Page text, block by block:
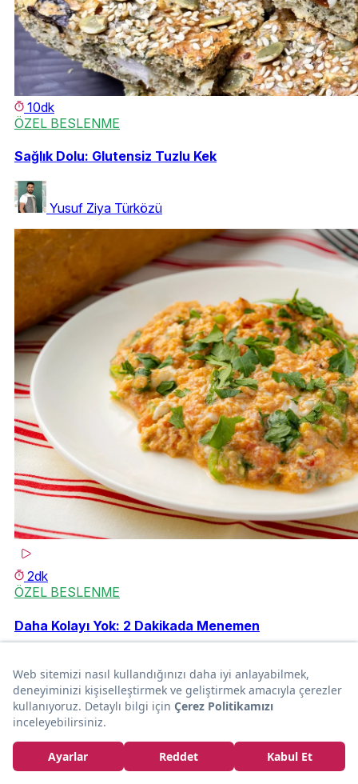
10dk
ÖZEL BESLENME
Sağlık Dolu: Glutensiz Tuzlu Kek
Yusuf Ziya Türközü
2dk
ÖZEL BESLENME
Daha Kolayı Yok: 2 Dakikada Menemen
Ferhat Bora